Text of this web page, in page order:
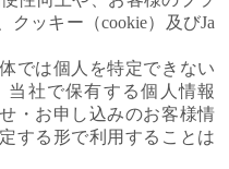
クッキー（cookie）及びJa
では個人を特定できない
社で保有する個人情報
・お申し込みのお客様情
する形で利用することは